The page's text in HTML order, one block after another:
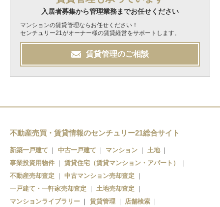
入居者募集から管理業務までお任せください
マンションの賃貸管理ならお任せください！
センチュリー21がオーナー様の賃貸経営をサポートします。
賃貸管理のご相談
不動産売買・賃貸情報のセンチュリー21総合サイト
新築一戸建て 中古一戸建て マンション
土地
事業投資用物件
賃貸住宅（賃貸マンション・アパート）
不動産売却査定
中古マンション売却査定
一戸建て・一軒家売却査定
土地売却査定
マンションライブラリー
賃貸管理
店舗検索